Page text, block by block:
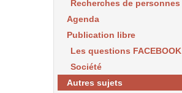
Recherches de personnes
Agenda
Publication libre
Les questions FACEBOOK
Société
Autres sujets